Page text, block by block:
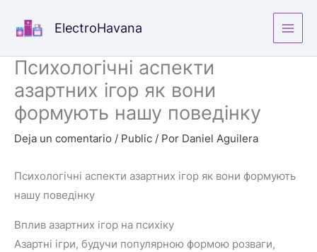
ElectroHavana
Психологічні аспекти
азартних ігор як вони
формують нашу поведінку
Deja un comentario / Public / Por Daniel Aguilera
Психологічні аспекти азартних ігор як вони формують
нашу поведінку
Вплив азартних ігор на психіку
Азартні ігри, будучи популярною формою розваги,